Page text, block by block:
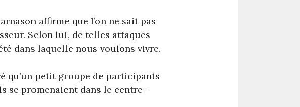
affirme que l’on ne sait pas
Selon lui, de telles attaques
dans laquelle nous voulons vivre.
qu’un petit groupe de participants
se promenaient dans le centre-